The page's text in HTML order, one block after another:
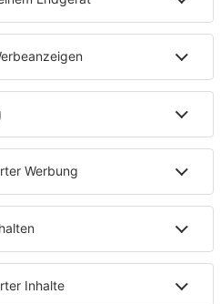
Karotte verzaubert einfach
dem Mischpult mit ein und